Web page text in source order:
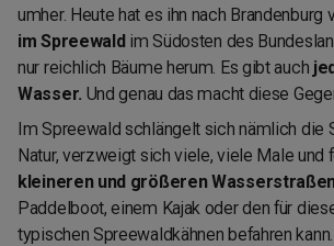
umher. Heute hat es ihn nach Brandenburg
im Spreewaldim Südosten des
nur reichlich Bäume herum. Es gibt auch
Wasser. Und genau das macht diese
Im Spreewald schlängelt sich nämlich die
Natur, verzweigt sich viele, viele Male und
kleineren und größeren
Paddelboot, einem Kajak oder den für
typischen Spreewaldkähnen befahren